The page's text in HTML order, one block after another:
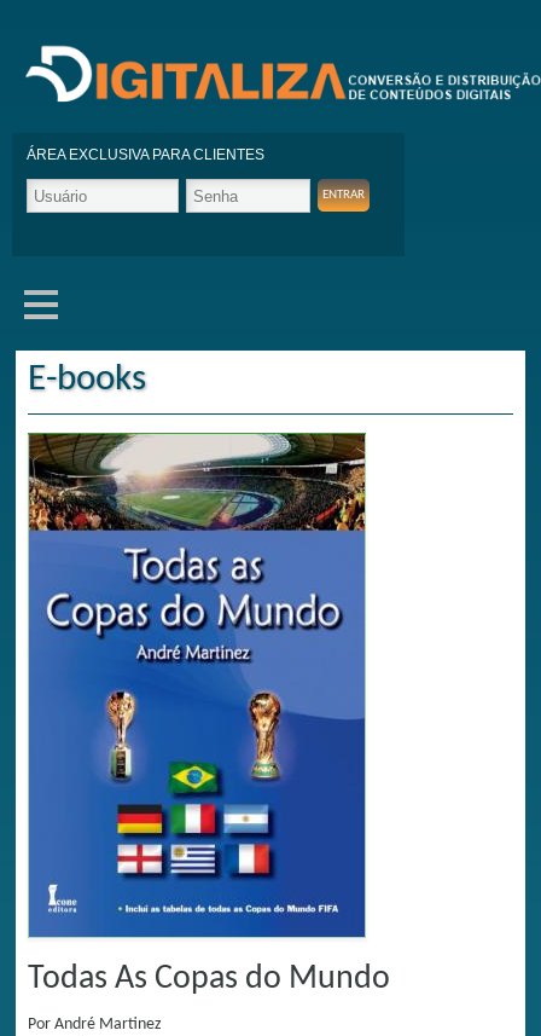
ÁREA EXCLUSIVA PARA CLIENTES
E-books
Todas As Copas do Mundo
Por André Martinez